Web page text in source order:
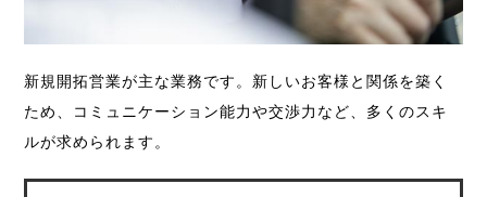
新規開拓営業が主な業務です。 新しいお客様と関係を築く
ため、コミュニケーション能力や交渉力など、多くのスキ
ルが求められます。